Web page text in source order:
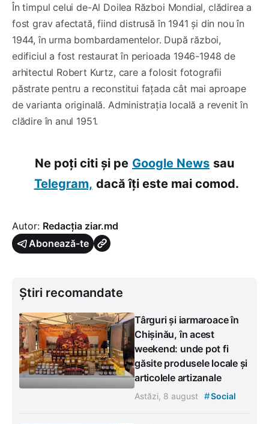
În timpul celui de-Al Doilea Război Mondial, clădirea a
fost grav afectată, fiind distrusă în 1941 și din nou în
1944, în urma bombardamentelor. După război,
edificiul a fost restaurat în perioada 1946-1948 de
arhitectul Robert Kurtz, care a folosit fotografii
păstrate pentru a reconstitui fațada cât mai aproape
de varianta originală. Administrația locală a revenit în
clădire în anul 1951.
Ne poți citi și pe Google News sau
Telegram, dacă îți este mai comod.
Autor: Redacția ziar.md
Abonează-te
Știri recomandate
Târguri și iarmaroace în
Chișinău, în acest
weekend: unde pot fi
găsite produsele locale și
articolele artizanale
Astăzi, 8 august #Social